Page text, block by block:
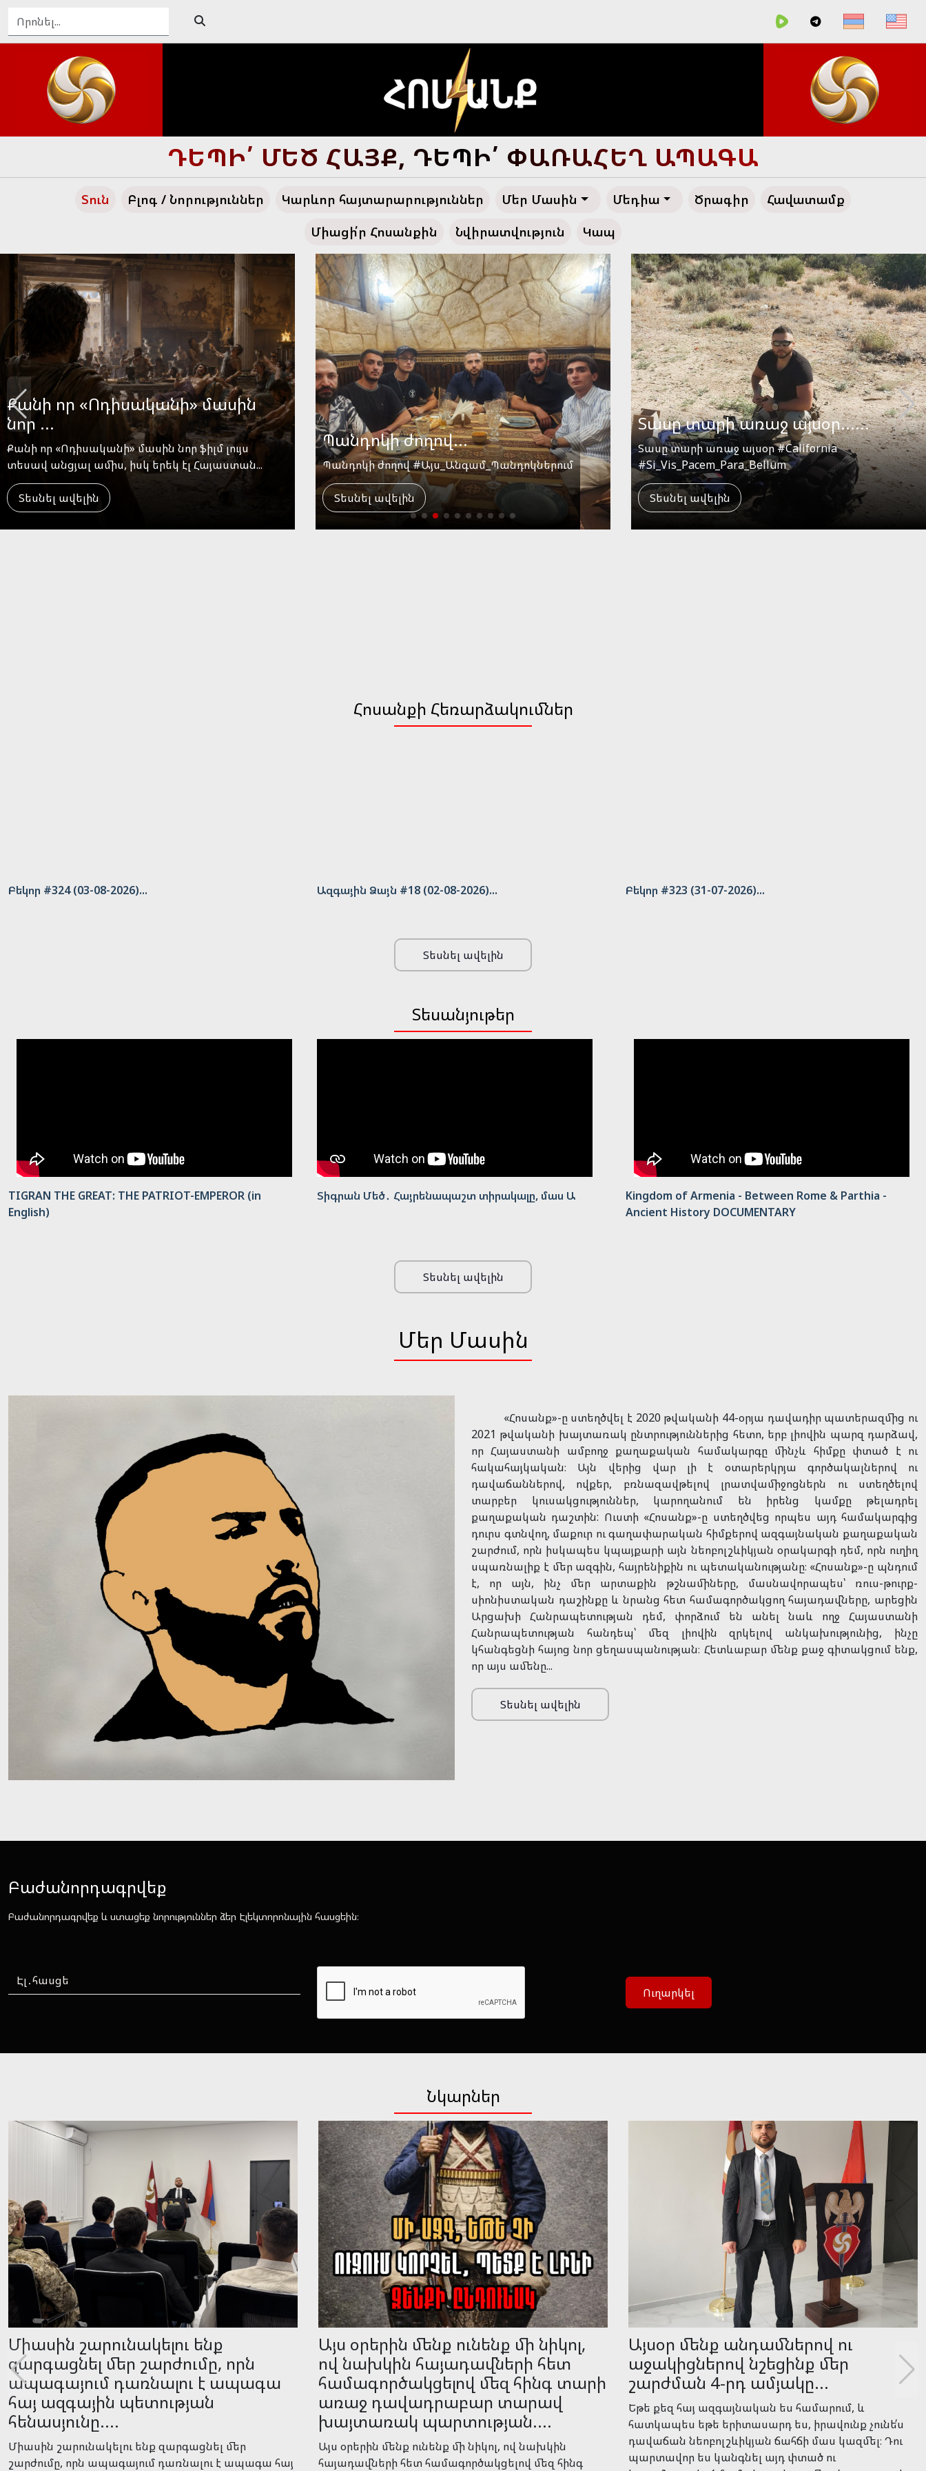
ԴԵՊԻ՛ ՄԵԾ ՀԱՅՔ, ԴԵՊԻ՛ ՓԱՌԱՀԵՂ ԱՊԱԳԱ
Տուն Բլոգ / Նորություններ Կարևոր հայտարարություններ Մեր Մասին Մեդիա Ծրագիր
Հավատամք
Միացի՛ր Հոսանքին
Նվիրատվություն Կապ
Պանդոկի ժողով...
Պանդոկի ժողով #Այս_Անգամ_Պանդոկներում
Տեսնել ավելին
Տասը տարի առաջ այսօր......
Տասը տարի առաջ այսօր #California
#Si_Vis_Pacem_Para_Bellum
Տեսնել ավելին
Վաղը տեղի կունենա Ազգային
ժողո...
Վաղը տեղի կունենա Ազգային ժողովի 9-րդ
գումարման առաջին նիստը, որը ձևավորվել էր 2...
Տեսնել ավելին
Հոսանքի Հեռարձակումներ
Բեկոր #324 (03-08-2026)... Ազգային Ձայն #18 (02-08-2026)... Բեկոր #323 (31-07-2026)...
Տեսնել ավելին
Տեսանյութեր
TIGRAN THE GREAT: THE PATRIOT-EMPEROR (in
English)
Տիգրան Մեծ․ Հայրենապաշտ տիրակալը, մաս Ա
Kingdom of Armenia - Between Rome & Parthia -
Ancient History DOCUMENTARY
Տեսնել ավելին
Մեր Մասին
«Հոսանք»-ը ստեղծվել է 2020 թվականի 44-օրյա դավադիր պատերազմից ու
2021 թվականի խայտառակ ընտրություններից հետո, երբ լիովին պարզ դարձավ,
որ Հայաստանի ամբողջ քաղաքական համակարգը մինչև հիմքը փտած է ու
հակահայկական։ Այն վերից վար լի է օտարերկրյա գործակալներով ու
դավաճաններով, ովքեր, բռնազավթելով լրատվամիջոցներն ու ստեղծելով
տարբեր կուսակցություններ, կարողանում են իրենց կամքը թելադրել
քաղաքական դաշտին: Ուստի «Հոսանք»-ը ստեղծվեց որպես այդ համակարգից
դուրս գտնվող, մաքուր ու գաղափարական հիմքերով ազգայնական քաղաքական
շարժում, որն իսկապես կպայքարի այն նեոբոլշևիկյան օրակարգի դեմ, որն ուղիղ
սպառնալիք է մեր ազգին, հայրենիքին ու պետականությանը։ «Հոսանք»-ը պնդում
է, որ այն, ինչ մեր արտաքին թշնամիները, մասնավորապես՝ ռուս-թուրք-
սիոնիստական դաշինքը և նրանց հետ համագործակցող հայադավները, արեցին
Արցախի Հանրապետության դեմ, փորձում են անել նաև ողջ Հայաստանի
Հանրապետության հանդեպ՝ մեզ լիովին զրկելով անկախությունից, ինչը
կհանգեցնի հայոց նոր ցեղասպանության։ Հետևաբար մենք քաջ գիտակցում ենք,
որ այս ամենը...
Տեսնել ավելին
Բաժանորդագրվեք
Բաժանորդագրվեք և ստացեք նորություններ ձեր Էլեկտորոնային հասցեին։
Ուղարկել
Նկարներ
Այս օրերին մենք ունենք մի նիկոլ,
ով նախկին հայադավների հետ
համագործակցելով մեզ հինգ տարի
առաջ դավադրաբար տարավ
խայտառակ պարտության....
Այս օրերին մենք ունենք մի նիկոլ, ով նախկին
հայադավների հետ համագործակցելով մեզ հինգ
Այսօր մենք անդամներով ու
աջակիցներով նշեցինք մեր
շարժման 4-րդ ամյակը...
Եթե քեզ հայ ազգայնական ես համարում, և
հատկապես եթե երիտասարդ ես, իրավունք չունե՛ս
դավաճան նեոբոլշևիկյան ճահճի մաս կազմել։ Դու
պարտավոր ես կանգնել այդ փտած ու
Որքան էլ մեր թշնամիները ու
հայադավները փորձեն մեզ ծնկի
բերել և ճնշել մեր դիմադրության
ոգին....
Որքան էլ մեր թշնամիները ու հայադավները փորձեն
մեզ ծնկի բերել և ճնշել մեր դիմադրության ոգին՝
անդադար խոսելով իրենց կեղծ «խաղաղության»